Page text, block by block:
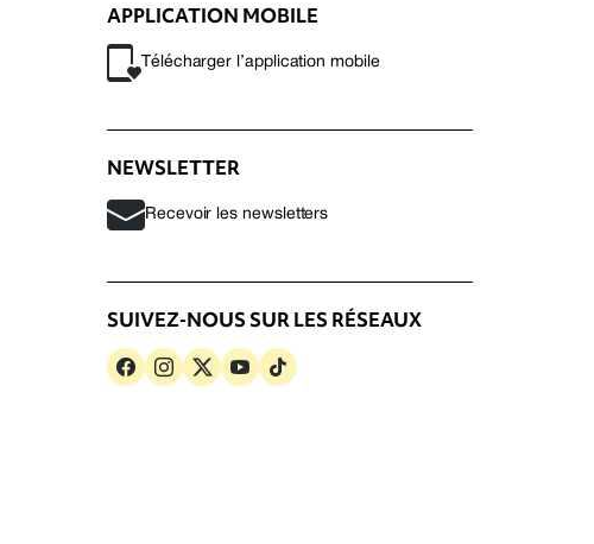
APPLICATION MOBILE
Télécharger l’application mobile
NEWSLETTER
Recevoir les newsletters
SUIVEZ-NOUS SUR LES RÉSEAUX